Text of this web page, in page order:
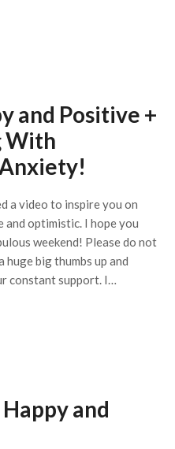
and Positive +
With
a video to inspire you on
and optimistic. I hope you
weekend! Please do not
big thumbs up and
constant support. I…
and